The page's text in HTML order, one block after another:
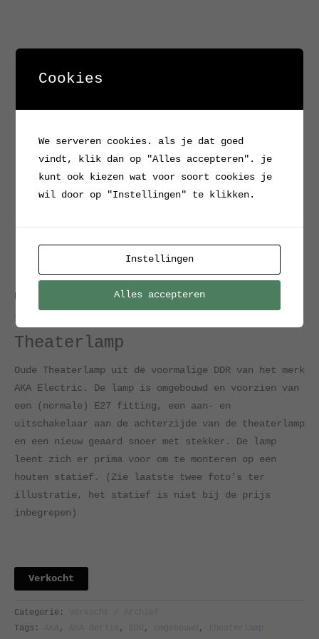
Home Verkocht / Archief/ Theaterlamp
Theaterlamp
Oude Theaterlamp uit de voormalige DDR van het merk
AKA Electric. De lamp is omgebouwd en voorzien van
een (normale) E27 fitting, een aan- en
uitschakelaar aan de achterzijde van de theaterlamp
en een nieuw geaard snoer met stekker. De lamp
leent zich er prima voor om te monteren op een
houten statief. (Zie laatste twee foto’s ter
illustratie, het statief is niet bij de prijs
inbegrepen)
Verkocht
Categorie:
Tags:
, , , ,
Cookies
We serveren cookies. als je dat goed
vindt, klik dan op "Alles accepteren". je
kunt ook kiezen wat voor soort cookies je
wil door op "Instellingen" te klikken.
Instellingen
Alles accepteren